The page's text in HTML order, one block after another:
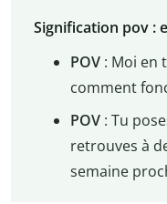
Signification pov :
POV: Moi en
comment
POV: Tu
retrouves à
semaine